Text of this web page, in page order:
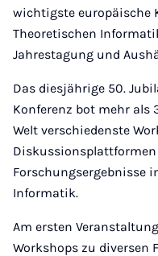
wichtigste europäische
Theoretischen
Jahrestagung und
Das diesjährige 50.
Konferenz bot mehr als
Welt verschiedenste
Forschungsergebnisse
Informatik.
Am ersten
Workshops zu diversen